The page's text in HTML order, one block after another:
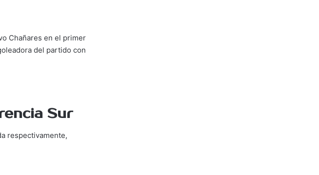
Chañares en el primer
del partido con
Sur
respectivamente,
por la